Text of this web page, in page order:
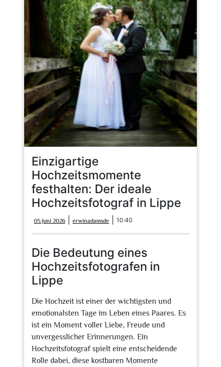
Einzigartige
Hochzeitsmomente
festhalten: Der ideale
Hochzeitsfotograf in Lippe
05 Juni 2026
Juni
2026
erwinadamsde erwinadamsde
10:40
Die Bedeutung eines
Hochzeitsfotografen in
Lippe
Die Hochzeit ist einer der wichtigsten und
emotionalsten Tage im Leben eines Paares. Es
ist ein Moment voller Liebe, Freude und
unvergesslicher Erinnerungen. Ein
Hochzeitsfotograf spielt eine entscheidende
Rolle dabei, diese kostbaren Momente